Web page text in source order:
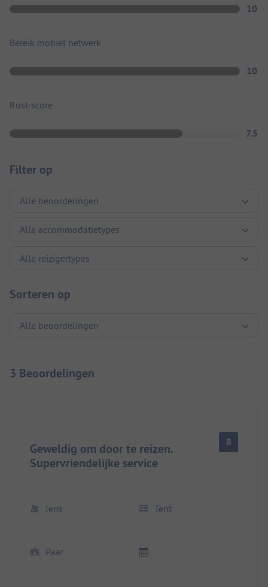
10
Bereik mobiel netwerk
10
Rust-score
7.5
Filter op
Sorteren op
3 Beoordelingen
Geweldig om door te reizen.
Supervriendelijke service
8
Jens Tent
Paar